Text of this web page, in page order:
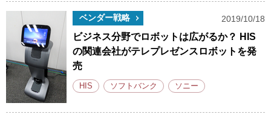
ベンダー戦略 2019/10/18
ビジネス分野でロボットは広がるか？ HIS
の関連会社がテレプレゼンスロボットを発
売
HIS ソフトバンク ソニー